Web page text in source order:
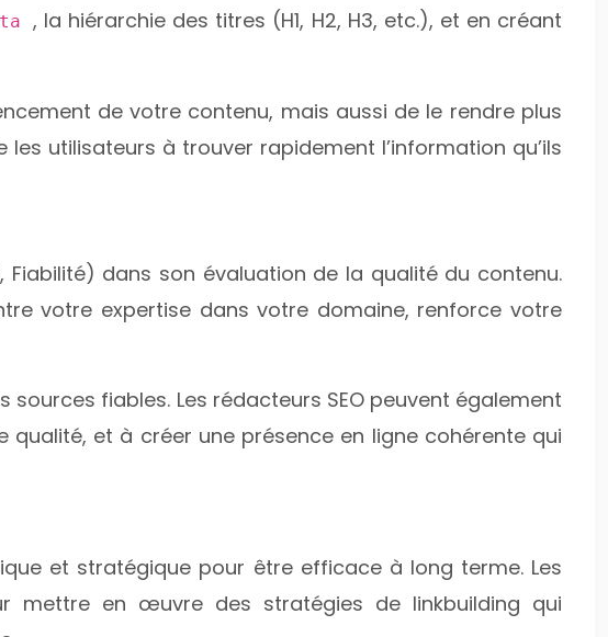
, la hiérarchie des titres (H1, H2, H3, etc.), et en créant
de votre contenu, mais aussi de le rendre plus
utilisateurs à trouver rapidement l’information qu’ils
dans son évaluation de la qualité du contenu.
votre expertise dans votre domaine, renforce votre
fiables. Les rédacteurs SEO peuvent également
et à créer une présence en ligne cohérente qui
et stratégique pour être efficace à long terme. Les
mettre en œuvre des stratégies de linkbuilding qui